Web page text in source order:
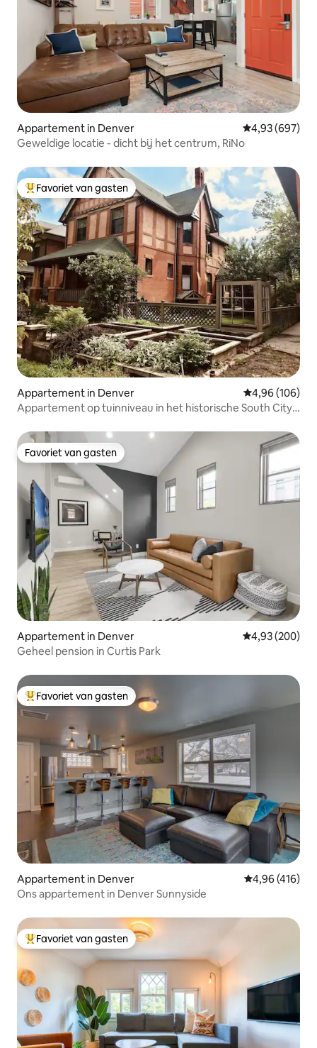
Appartement in Denver Gemiddelde
4,93 (697)
Geweldige locatie - dicht bij het centrum, RiNo
Topfavoriet van gasten
Favoriet van gasten
Appartement in Denver Gemiddelde
4,96 (106)
Appartement op tuinniveau in het historische South City
Favoriet van gasten
Favoriet van gasten
Appartement in Denver Gemiddelde
4,93 (200)
Geheel pension in Curtis Park
Topfavoriet van gasten
Favoriet van gasten
Appartement in Denver Gemiddelde
4,96 (416)
Ons appartement in Denver Sunnyside
Topfavoriet van gasten
Favoriet van gasten